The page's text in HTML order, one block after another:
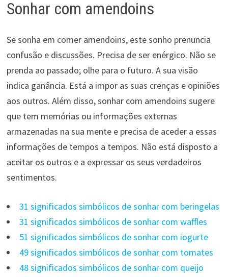
Sonhar com amendoins
Se sonha em comer amendoins, este sonho prenuncia
confusão e discussões. Precisa de ser enérgico. Não se
prenda ao passado; olhe para o futuro. A sua visão
indica ganância. Está a impor as suas crenças e opiniões
aos outros. Além disso, sonhar com amendoins sugere
que tem memórias ou informações externas
armazenadas na sua mente e precisa de aceder a essas
informações de tempos a tempos. Não está disposto a
aceitar os outros e a expressar os seus verdadeiros
sentimentos.
31 significados simbólicos de sonhar com beringelas
31 significados simbólicos de sonhar com waffles
51 significados simbólicos de sonhar com iogurte
49 significados simbólicos de sonhar com tomates
48 significados simbólicos de sonhar com queijo